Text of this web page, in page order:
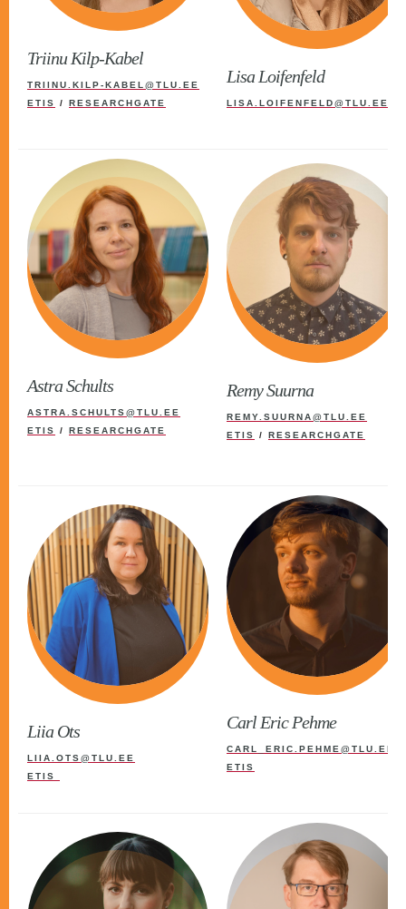
Triinu Kilp-Kabel
TRIINU.KILP-KABEL@TLU.EE
ETIS
/ RESEARCHGATE
Lisa Loifenfeld
LISA.LOIFENFELD@TLU.EE
Astra Schults
ASTRA.SCHULTS@TLU.EE
ETIS
/ RESEARCHGATE
Remy Suurna
REMY.SUURNA@TLU.EE
ETIS
/ RESEARCHGATE
Liia Ots
LIIA.OTS@TLU.EE
ETIS
Carl Eric Pehme
CARL_ERIC.PEHME@TLU.EE
ETIS